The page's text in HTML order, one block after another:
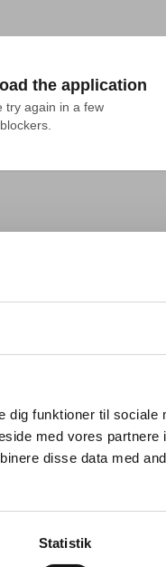
funktioner til sociale
med vores partnere
disse data med
Statistik
the application
try again in a few